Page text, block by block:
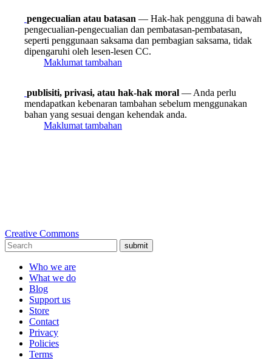
pengecualian atau batasan — Hak-hak pengguna di bawah
pengecualian-pengecualian dan pembatasan-pembatasan,
seperti penggunaan saksama dan pembagian saksama, tidak
dipengaruhi oleh lesen-lesen CC.
Maklumat tambahan
publisiti, privasi, atau hak-hak moral — Anda perlu
mendapatkan kebenaran tambahan sebelum menggunakan
bahan yang sesuai dengan kehendak anda.
Maklumat tambahan
Creative Commons
submit
Who we are
What we do
Blog
Support us
Store
Contact
Privacy
Policies
Terms